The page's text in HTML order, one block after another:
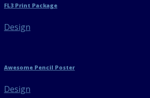
FL3 Print Package
Design
Awesome Pencil Poster
Design